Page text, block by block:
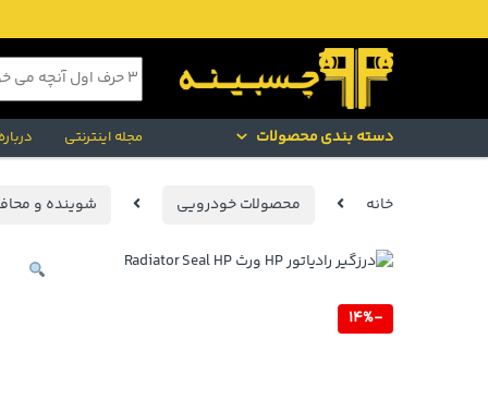
Skip to navigation
Skip to content
جستجو برای:
دسته بندی محصولات مجله اینترنتی
خانه محصولات خودرویی شوینده و
-
14%